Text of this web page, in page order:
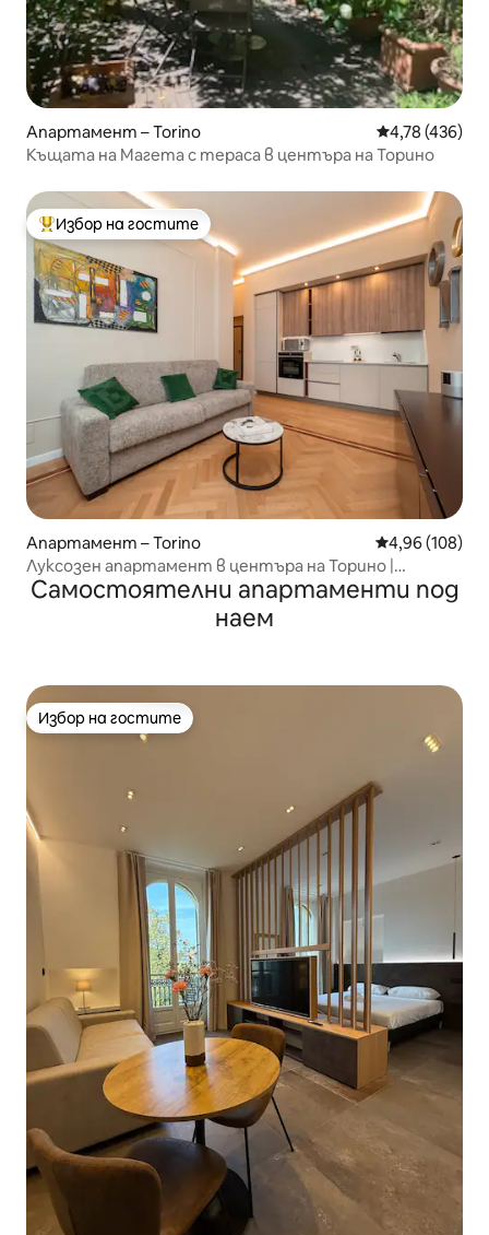
Апартамент – Torino Средна
4,78 (436)
Къщата на Магета с тераса в центъра на Торино
Най-популярен избор на гостите
Избор на гостите
Апартамент – Torino Средна
4,96 (108)
Луксозен апартамент в центъра на Торино |
Климатик и комфорт
Самостоятелни апартаменти под
наем
Избор на гостите
Избор на гостите